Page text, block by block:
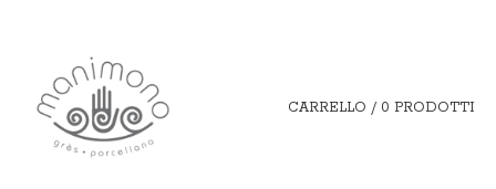
CARRELLO / 0 PRODOTTI